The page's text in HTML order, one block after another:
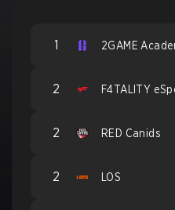
1 2GAME
2 F4TALITY
2 RED Canids
2 LOS